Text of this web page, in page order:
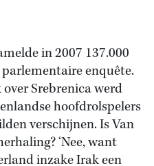
in 2007 137.000
enquête.
Srebrenica werd
hoofdrolspelers
verschijnen. Is Van
‘Nee, want
inzake Irak een